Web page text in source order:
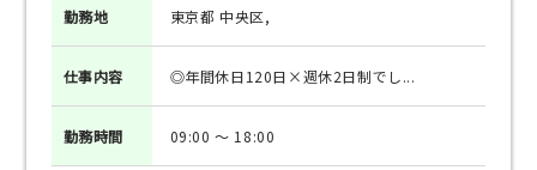
勤務地 東京都 中央区,
仕事内容 ◎年間休日120日×週休2日制でし...
勤務時間 09:00 ～ 18:00